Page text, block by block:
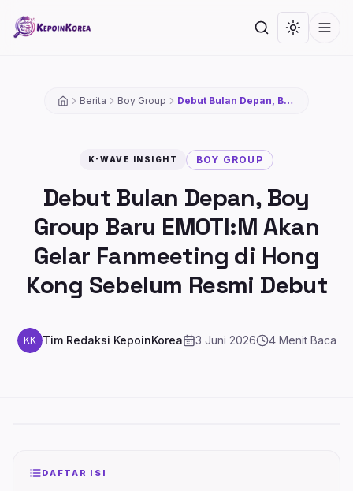
Cari Toggle
Berita Boy Group
Debut Bulan Depan, Boy
Resmi Debut
K-WAVE INSIGHT BOY GROUP
Debut Bulan Depan, Boy
Group Baru EMOTI:M Akan
Gelar Fanmeeting di Hong
Kong Sebelum Resmi Debut
KK Tim Redaksi KepoinKorea 3 Juni 2026 4Menit Baca
DAFTAR ISI